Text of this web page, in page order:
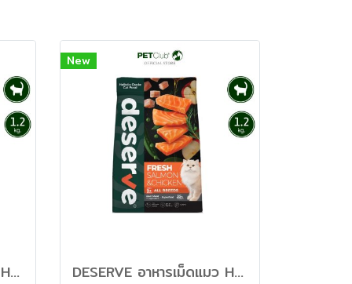
DESERVE อาหารเม็ดแมว Holistic Grain Free สูตร Fresh & Chicken บำรุงสมองและหัวใจ [1.2kg]
New
DESERVE อาหารเม็ดแมว Holistic Grain Free สูตร